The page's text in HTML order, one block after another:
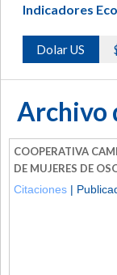
Indicadores
Dolar US
Archivo
COOPERATIVA
DE MUJERES DE
Citaciones |